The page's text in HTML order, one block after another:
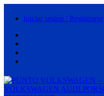
Iniciar sesión / Registrarse